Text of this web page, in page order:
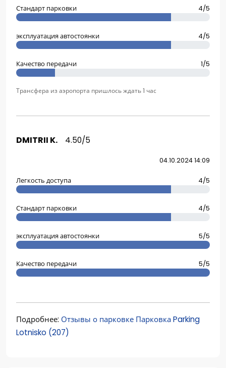
Стандарт парковки 4/5
эксплуатация автостоянки 4/5
Качество передачи 1/5
Трансфера из аэропорта пришлось ждать 1 час
DMITRII K. 4.50/5
04.10.2024 14:09
Легкость доступа 4/5
Стандарт парковки 4/5
эксплуатация автостоянки 5/5
Качество передачи 5/5
Подробнее: Отзывы о парковке Парковка Parking
Lotnisko (207)